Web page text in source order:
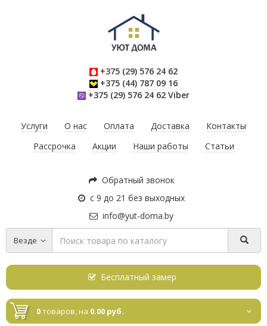
+375 (29) 576 24 62
+375 (44) 787 09 16
+375 (29) 576 24 62 Viber
Услуги О нас Оплата Доставка
Контакты
Рассрочка
Акции Наши работы Статьи
Обратный звонок
с 9 до 21 без выходных
info@yut-doma.by
Везде
Бесплатный замер
0товаров,на 0.00 руб.